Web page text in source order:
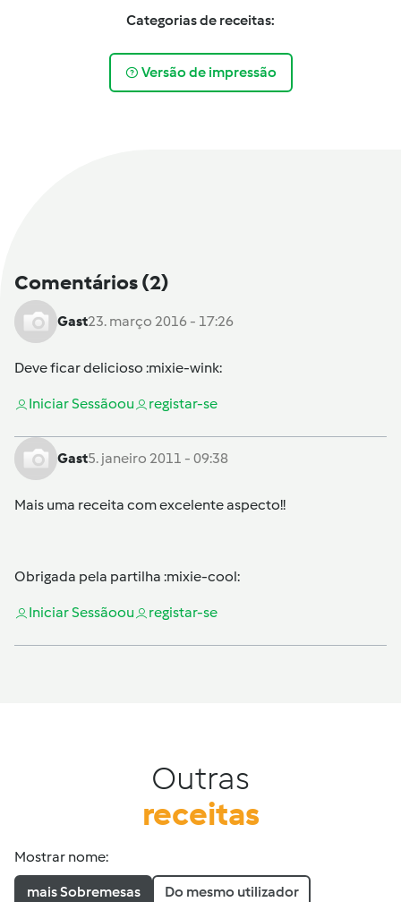
Categorias de receitas:
Versão de impressão
Comentários(2)
Gast23. março 2016 - 17:26
Deve ficar delicioso :mixie-wink:
Iniciar Sessãoou registar-se
Gast5. janeiro 2011 - 09:38
Mais uma receita com excelente aspecto!!
Obrigada pela partilha :mixie-cool:
Iniciar Sessãoou registar-se
Outras
receitas
Mostrar nome:
mais Sobremesas Do mesmo utilizador